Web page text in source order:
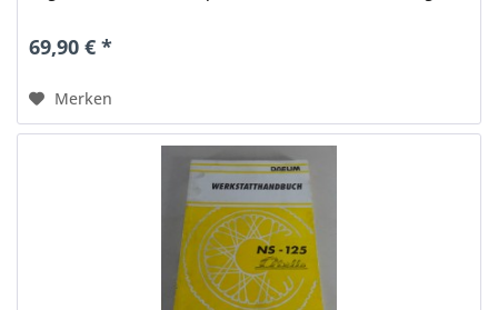
69,90 € *
Merken